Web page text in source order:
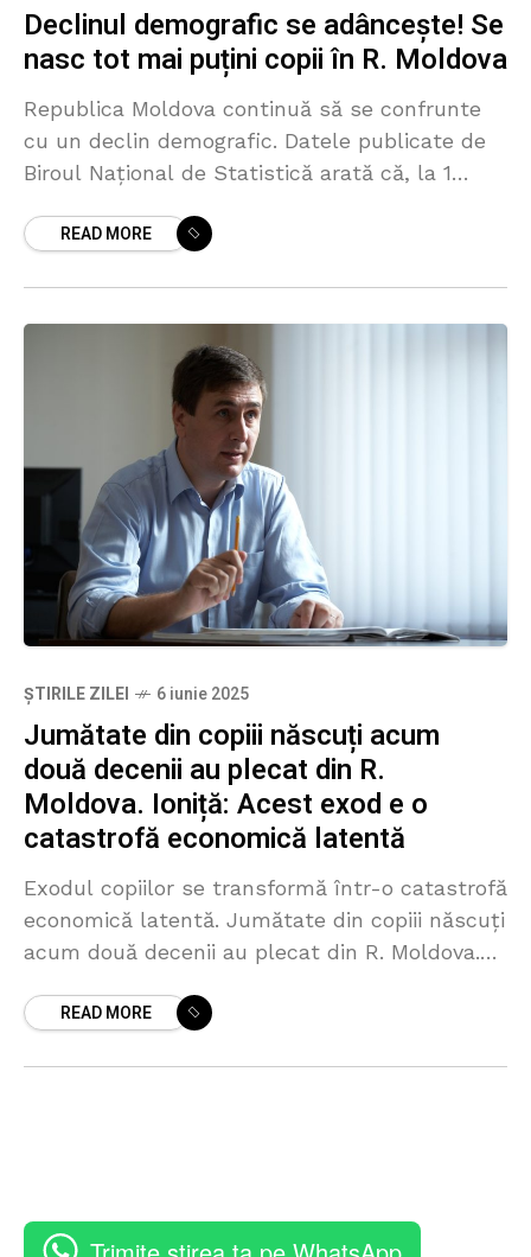
Declinul demografic se adâncește! Se
nasc tot mai puțini copii în R. Moldova
Republica Moldova continuă să se confrunte
cu un declin demografic. Datele publicate de
Biroul Național de Statistică arată că, la 1
READ MORE
ȘTIRILE ZILEI 6 iunie 2025
Jumătate din copiii născuți acum
două decenii au plecat din R.
Moldova. Ioniță: Acest exod e o
catastrofă economică latentă
Exodul copiilor se transformă într-o catastrofă
economică latentă. Jumătate din copiii născuți
acum două decenii au plecat din R. Moldova.
Veaceslav Ioniță în cadrul
READ MORE